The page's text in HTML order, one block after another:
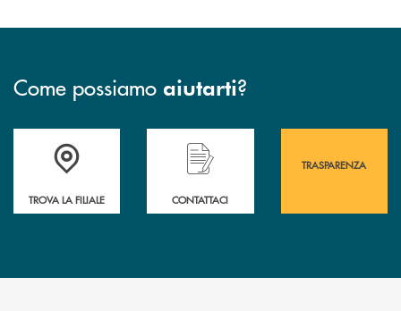
Come possiamo aiutarti?
Accedi all' elenco completo&nbsp; delle&nbsp; filiali&nbsp; di Banca
TROVA LA FILIALE
Hai bisogno di assistenza immediata?
CONTATTACI
TRASPARENZA